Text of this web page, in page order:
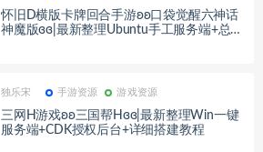
怀旧D横版卡牌回合手游ʚʚ口袋觉醒六神话
神魔版ɞɞ|最新整理Ubuntu手工服务端+总后
独乐宋 手游资源 游戏资源
三网H游戏ʚʚ三国帮Hɞɞ|最新整理Win一键
服务端+CDK授权后台+详细搭建教程